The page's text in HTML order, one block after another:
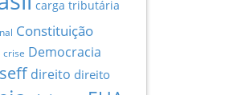
carga tributária
Constituição
crise Democracia
direito direito